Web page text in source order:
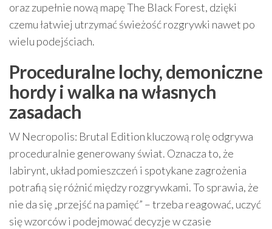
oraz zupełnie nową mapę The Black Forest, dzięki
czemu łatwiej utrzymać świeżość rozgrywki nawet po
wielu podejściach.
Proceduralne lochy, demoniczne
hordy i walka na własnych
zasadach
W Necropolis: Brutal Edition kluczową rolę odgrywa
proceduralnie generowany świat. Oznacza to, że
labirynt, układ pomieszczeń i spotykane zagrożenia
potrafią się różnić między rozgrywkami. To sprawia, że
nie da się „przejść na pamięć” – trzeba reagować, uczyć
się wzorców i podejmować decyzje w czasie